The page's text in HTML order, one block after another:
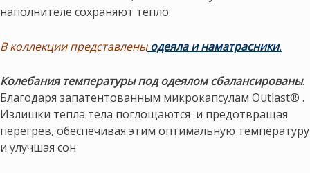
наполнителе сохраняют тепло.
В коллекции представлены одеяла и наматрасники.
Колебания температуры под одеялом сбалансированы.
Благодаря запатентованным микрокапсулам Outlast® .
Излишки тепла тела поглощаются и предотвращая
перегрев, обеспечивая этим оптимальную температуру
и улучшая сон